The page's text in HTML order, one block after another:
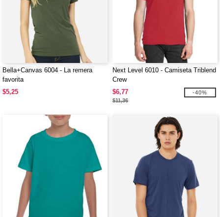
Bella+Canvas 6004 - La remera
favorita
$5,25
Next Level 6010 - Camiseta Triblend
Crew
$6,77
$11,36
-40%